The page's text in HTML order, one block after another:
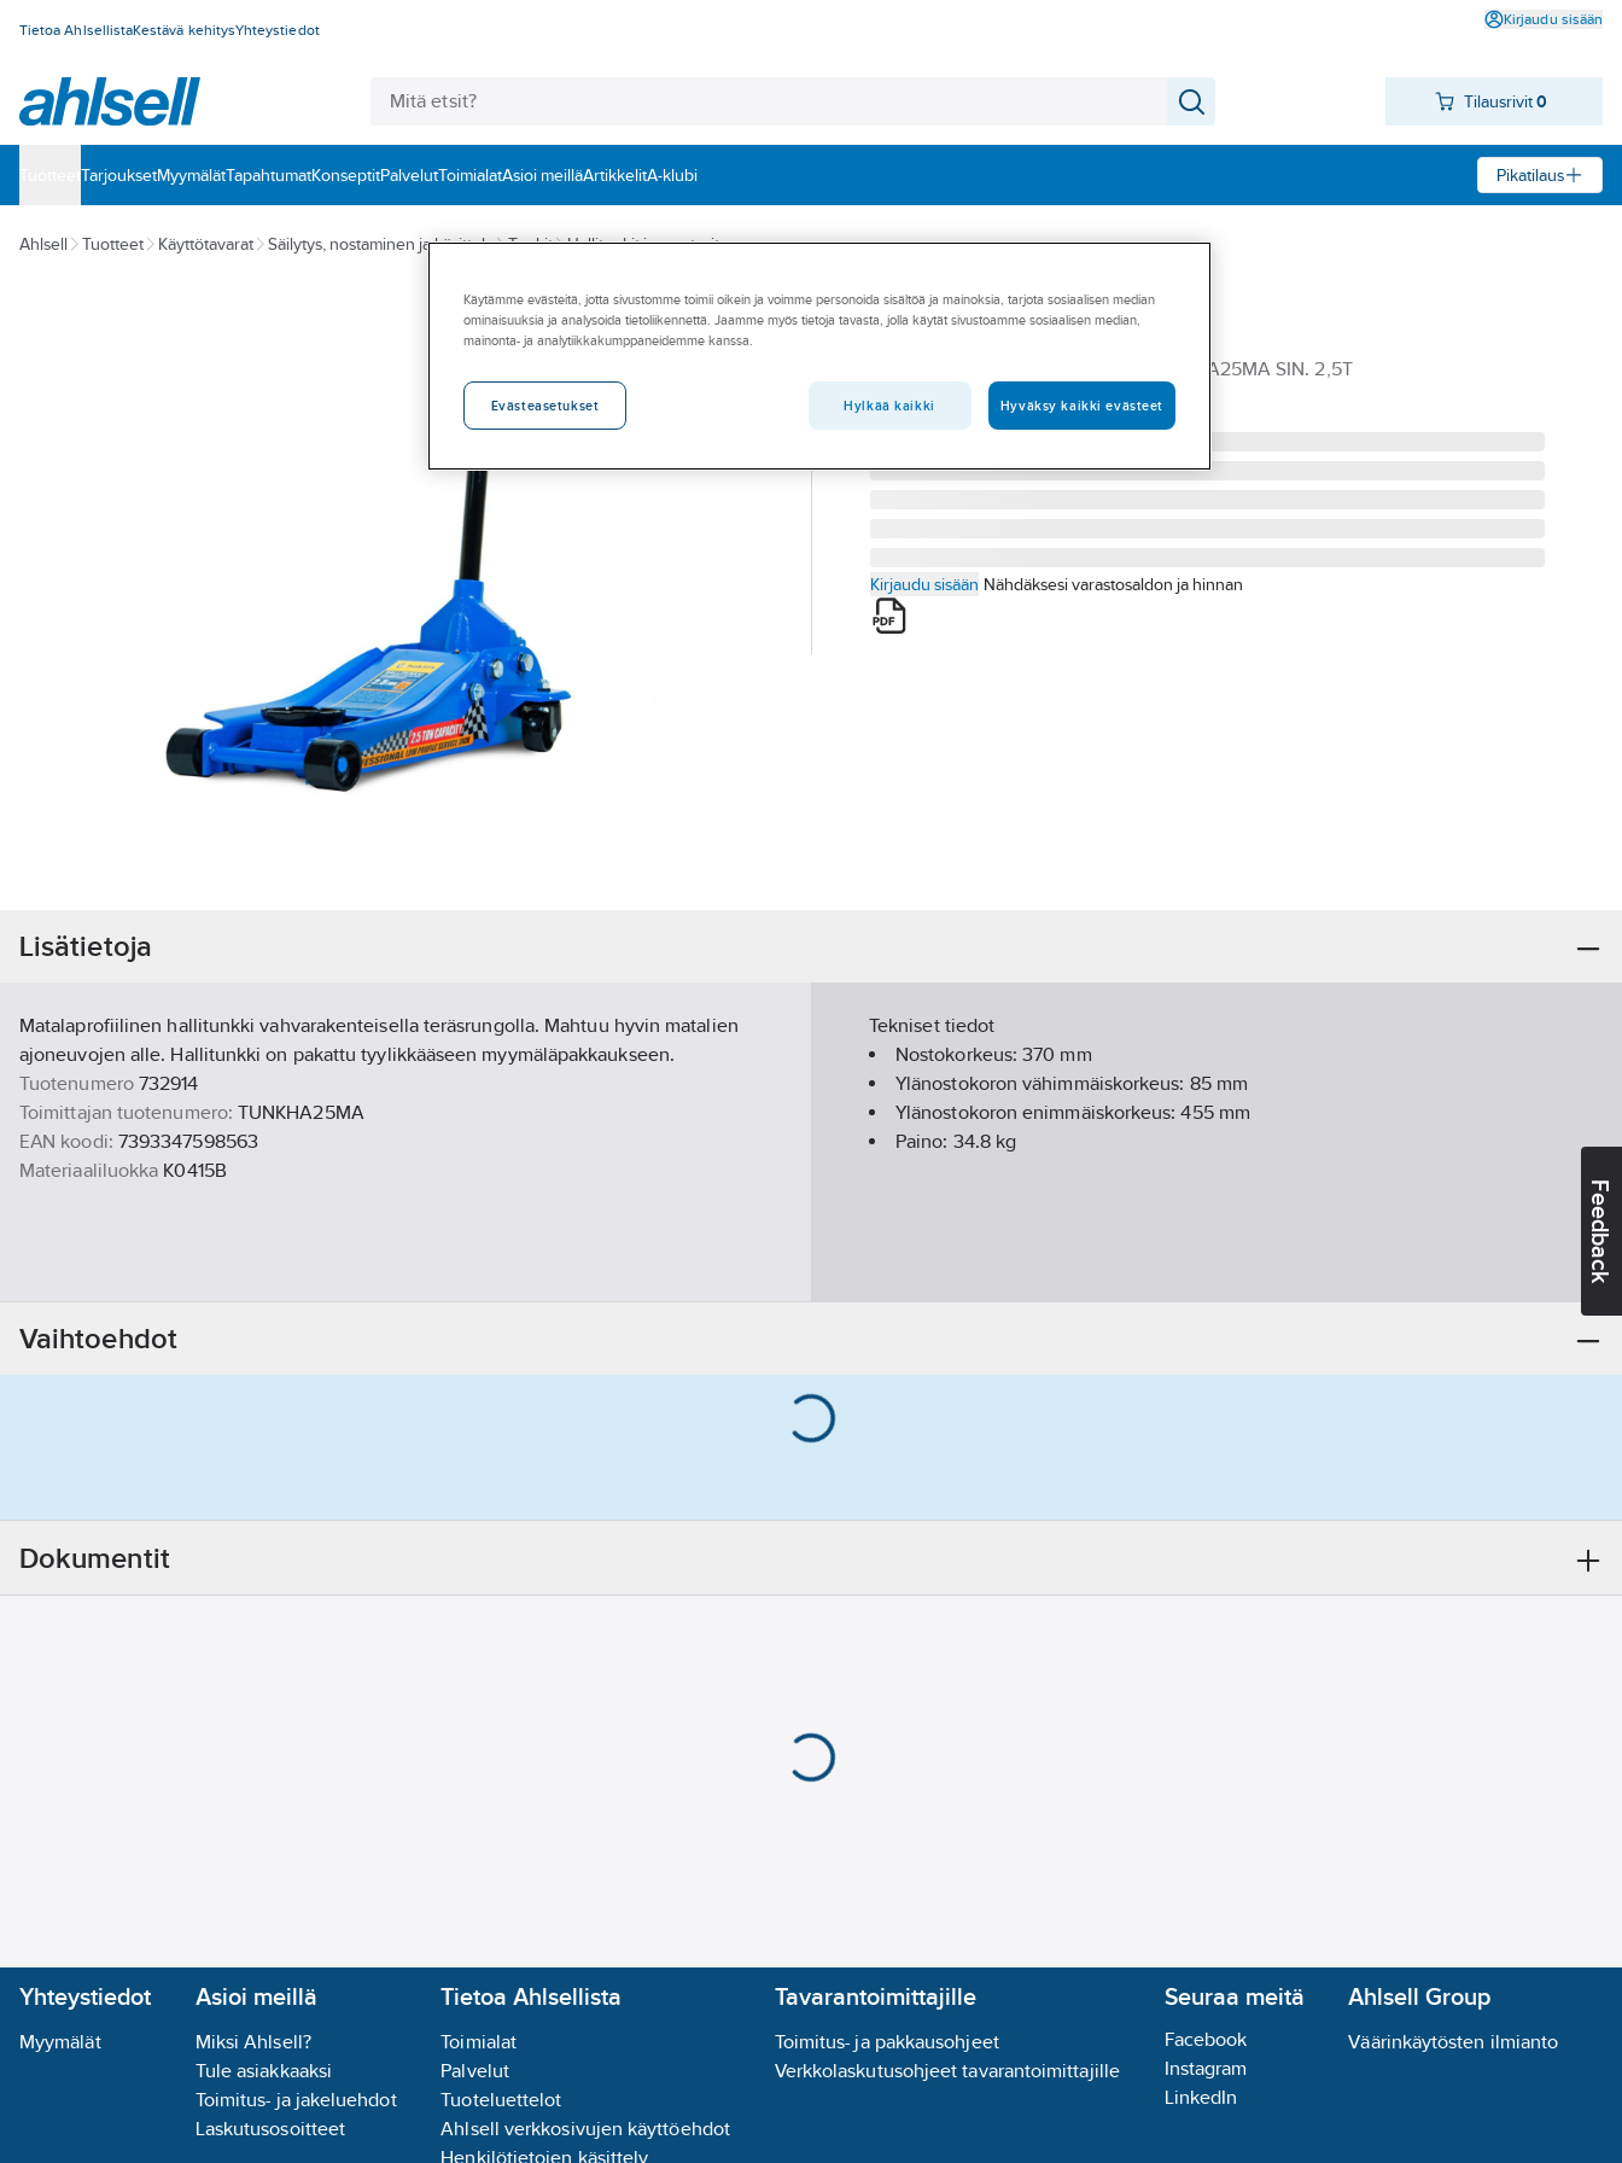
Tietoa AhlsellistaKestävä kehitysYhteystiedot
Kirjaudu sisään
Tilausrivit0
‎TarjouksetMyymälätTapahtumatKonseptitPalvelutToimialatAsioi meilläArtikkelitA-klubi Pikatilaus
Feedback
Ahlsell Tuotteet Käyttötavarat Säilytys, nostaminen ja käsittely Tunkit Hallitunkit ja -nosturit
HAKLIFT
Hallitunkki Haklift 2,5t
HALLITUNKKI MATALA HAKLIFT TUNKHA25MA SIN. 2,5T
732914
Toimittajan tuotenumero: TUNKHA25MA
Kirjaudu sisään Nähdäksesi varastosaldon ja hinnan
Lisätietoja
Matalaprofiilinen hallitunkki vahvarakenteisella teräsrungolla. Mahtuu hyvin matalien
ajoneuvojen alle. Hallitunkki on pakattu tyylikkääseen myymäläpakkaukseen.
Tuotenumero 732914
Toimittajan tuotenumero: TUNKHA25MA
EAN koodi: 7393347598563
Materiaaliluokka K0415B
Tekniset tiedot
Nostokorkeus:370 mm
Ylänostokoron vähimmäiskorkeus: 85 mm
Ylänostokoron enimmäiskorkeus:455 mm
Paino: 34.8kg
Vaihtoehdot
Dokumentit
Yhteystiedot
Myymälät
Asioi meillä
Miksi Ahlsell?
Tule asiakkaaksi
Toimitus- ja jakeluehdot
Laskutusosoitteet
Tietoa Ahlsellista
Toimialat
Palvelut
Tuoteluettelot
Ahlsell verkkosivujen käyttöehdot
Henkilötietojen käsittely
Tavarantoimittajille
Toimitus- ja pakkausohjeet
Verkkolaskutusohjeet tavarantoimittajille
Seuraa meitä
Facebook
Instagram
LinkedIn
Ahlsell Group
Väärinkäytösten ilmianto
Käytämme evästeitä, jotta sivustomme toimii oikein ja voimme personoida sisältöä ja mainoksia, tarjota sosiaalisen median
ominaisuuksia ja analysoida tietoliikennettä. Jaamme myös tietoja tavasta, jolla käytät sivustoamme sosiaalisen median,
mainonta- ja analytiikkakumppaneidemme kanssa.
Evästeasetukset Hylkää kaikki Hyväksy kaikki evästeet